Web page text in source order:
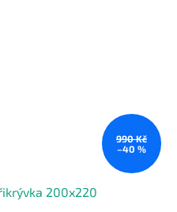
990 Kč
–40 %
200x220